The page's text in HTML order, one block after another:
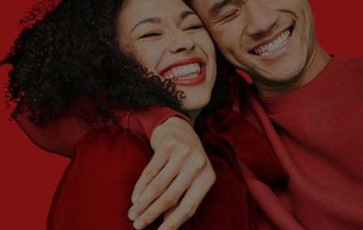
¿CUÁLES SON TUS OBJETIVOS?
Elige una opción
Empezar